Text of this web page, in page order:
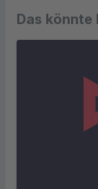
Das könnte